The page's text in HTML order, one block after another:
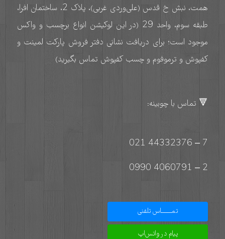
همت، نبش خ قدس (علی‌وردی غربی)، پلاک 2، ساختمان افرا،
طبقه سوم، واحد 29 (در این لوکیشن انواع برچسب و واکس
موجود است؛ برای دریافت نشانی دفتر فروش پارکت لمینت و
کفپوش و ترموفوم و چسب کفپوش تماس بگیرید)
🔻 تماس با چوبینه:
7 – 44332376 021
2 – 4060791 0990
تمـــــــاس تلفنی
پیام در واتس‌اپ